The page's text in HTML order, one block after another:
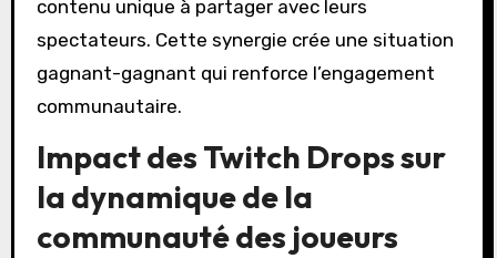
contenu unique à partager avec leurs
spectateurs. Cette synergie crée une situation
gagnant-gagnant qui renforce l’engagement
communautaire.
Impact des Twitch Drops sur
la dynamique de la
communauté des joueurs